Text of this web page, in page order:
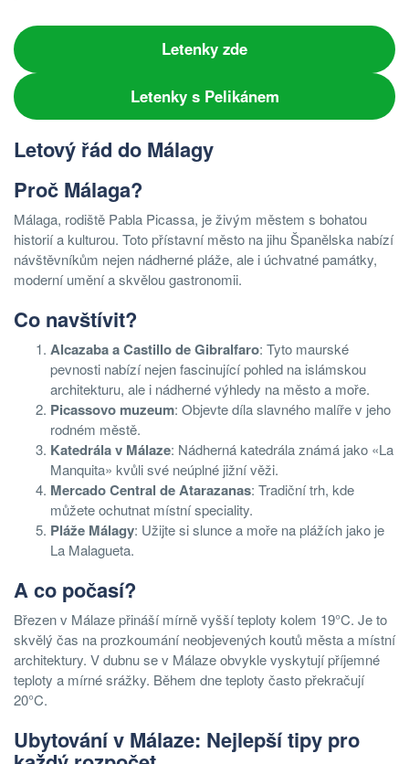
Letenky zde
Letenky s Pelikánem
Letový řád do Málagy
Proč Málaga?
Málaga, rodiště Pabla Picassa, je živým městem s bohatou
historií a kulturou. Toto přístavní město na jihu Španělska nabízí
návštěvníkům nejen nádherné pláže, ale i úchvatné památky,
moderní umění a skvělou gastronomii.
Co navštívit?
Alcazaba a Castillo de Gibralfaro: Tyto maurské
pevnosti nabízí nejen fascinující pohled na islámskou
architekturu, ale i nádherné výhledy na město a moře.
Picassovo muzeum: Objevte díla slavného malíře v jeho
rodném městě.
Katedrála v Málaze: Nádherná katedrála známá jako «La
Manquita» kvůli své neúplné jižní věži.
Mercado Central de Atarazanas: Tradiční trh, kde
můžete ochutnat místní speciality.
Pláže Málagy: Užijte si slunce a moře na plážích jako je
La Malagueta.
A co počasí?
Březen v Málaze přináší mírně vyšší teploty kolem 19°C. Je to
skvělý čas na prozkoumání neobjevených koutů města a místní
architektury. V dubnu se v Málaze obvykle vyskytují příjemné
teploty a mírné srážky. Během dne teploty často překračují
20°C.
Ubytování v Málaze: Nejlepší tipy pro